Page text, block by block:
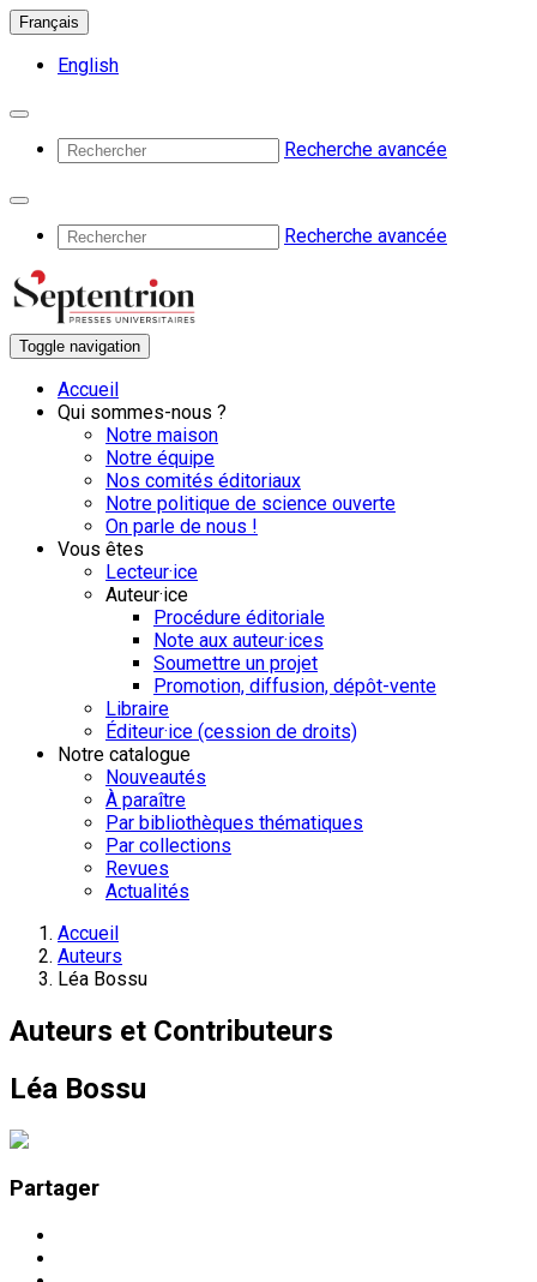
Français
English
Recherche avancée
Recherche avancée
Toggle navigation
Accueil
Qui sommes-nous ?
Notre maison
Notre équipe
Nos comités éditoriaux
Notre politique de science ouverte
On parle de nous !
Vous êtes
Lecteur·ice
Auteur·ice
Procédure éditoriale
Note aux auteur·ices
Soumettre un projet
Promotion, diffusion, dépôt-vente
Libraire
Éditeur·ice (cession de droits)
Notre catalogue
Nouveautés
À paraître
Par bibliothèques thématiques
Par collections
Revues
Actualités
Accueil
Auteurs
Léa Bossu
Auteurs et Contributeurs
Léa Bossu
Partager